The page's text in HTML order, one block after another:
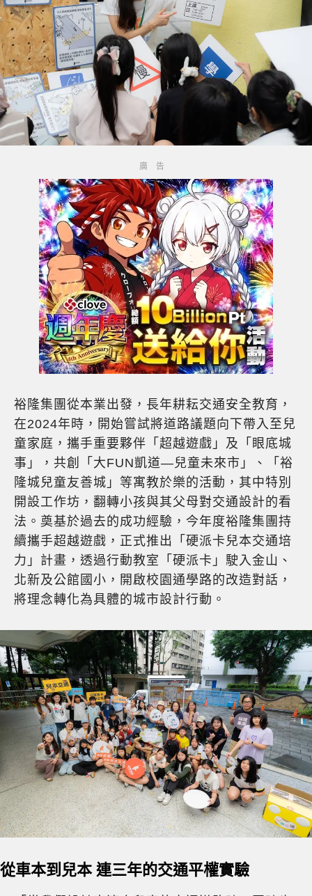
裕隆集團從本業出發，長年耕耘交通安全教育，
在2024年時，開始嘗試將道路議題向下帶入至兒
童家庭，攜手重要夥伴「超越遊戲」及「眼底城
事」，共創「大FUN凱道—兒童未來市」、「裕
隆城兒童友善城」等寓教於樂的活動，其中特別
開設工作坊，翻轉小孩與其父母對交通設計的看
法。奠基於過去的成功經驗，今年度裕隆集團持
續攜手超越遊戲，正式推出「硬派卡兒本交通培
力」計畫，透過行動教室「硬派卡」駛入金山、
北新及公館國小，開啟校園通學路的改造對話，
將理念轉化為具體的城市設計行動。
從車本到兒本 連三年的交通平權實驗